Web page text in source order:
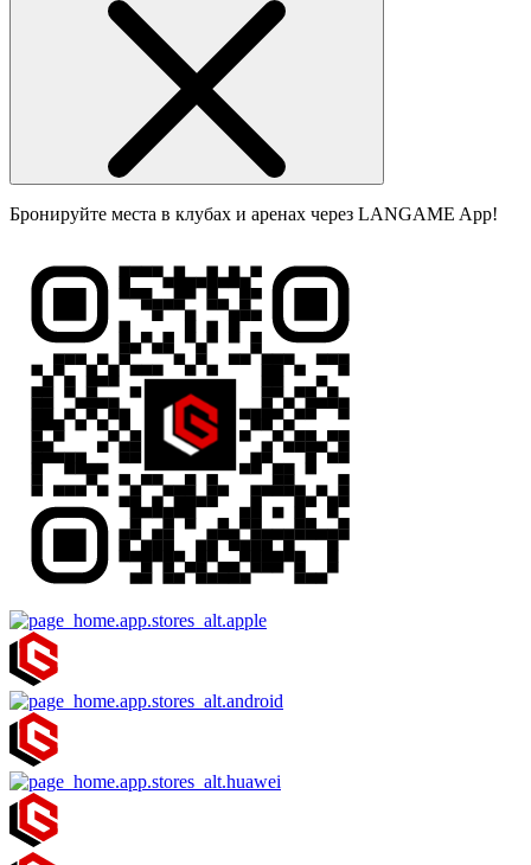
Бронируйте места в клубах и аренах через LANGAME App!